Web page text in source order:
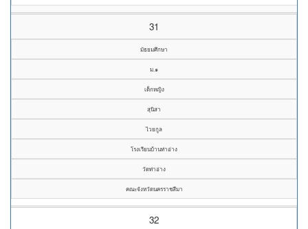
31
มัธยมศึกษา
ม.๑
เด็กหญิง
สุนิสา
ไวยกูล
โรงเรียนบ้านท่าอ่าง
วัดท่าอ่าง
คณะจังหวัดนครราชสีมา
32